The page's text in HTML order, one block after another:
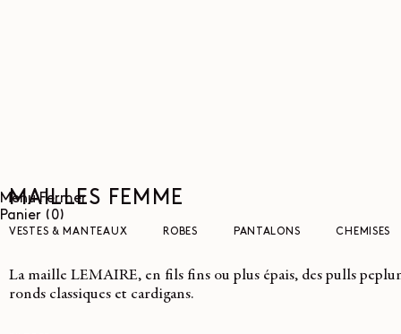
Menu Fermer
Panier (0)
article
MAILLES FEMME
VESTES & MANTEAUX ROBES PANTALONS CHEMISES
La maille LEMAIRE, en fils fins ou plus épais, des pulls
ronds classiques et cardigans.